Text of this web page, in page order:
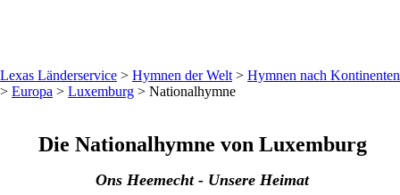
Lexas Länderservice > Hymnen der Welt > Hymnen nach Kontinenten
> Europa > Luxemburg > Nationalhymne
Die Nationalhymne von Luxemburg
Ons Heemecht- Unsere Heimat